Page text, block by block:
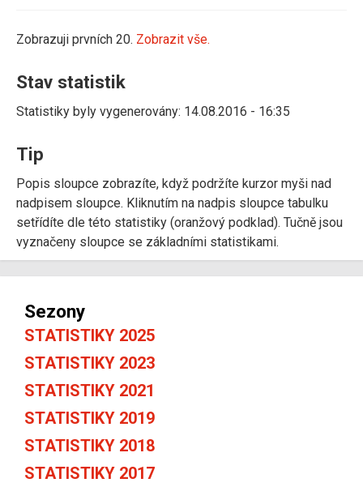
Zobrazuji prvních 20. Zobrazit vše.
Stav statistik
Statistiky byly vygenerovány: 14.08.2016 - 16:35
Tip
Popis sloupce zobrazíte, když podržíte kurzor myši nad
nadpisem sloupce. Kliknutím na nadpis sloupce tabulku
setřídíte dle této statistiky (oranžový podklad). Tučně jsou
vyznačeny sloupce se základními statistikami.
Sezony
STATISTIKY 2025
STATISTIKY 2023
STATISTIKY 2021
STATISTIKY 2019
STATISTIKY 2018
STATISTIKY 2017